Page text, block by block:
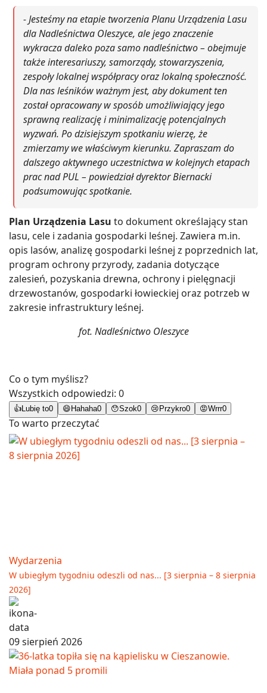
- Jesteśmy na etapie tworzenia Planu Urządzenia Lasu
dla Nadleśnictwa Oleszyce, ale jego znaczenie
wykracza daleko poza samo nadleśnictwo – obejmuje
także interesariuszy, samorządy, stowarzyszenia,
zespoły lokalnej współpracy oraz lokalną społeczność.
Dla nas leśników ważnym jest, aby dokument ten
został opracowany w sposób umożliwiający jego
sprawną realizację i minimalizację potencjalnych
wyzwań. Po dzisiejszym spotkaniu wierzę, że
zmierzamy we właściwym kierunku. Zapraszam do
dalszego aktywnego uczestnictwa w kolejnych etapach
prac nad PUL – powiedział dyrektor Biernacki
podsumowując spotkanie.
Plan Urządzenia Lasu to dokument określający stan
lasu, cele i zadania gospodarki leśnej. Zawiera m.in.
opis lasów, analizę gospodarki leśnej z poprzednich lat,
program ochrony przyrody, zadania dotyczące
zalesień, pozyskania drewna, ochrony i pielęgnacji
drzewostanów, gospodarki łowieckiej oraz potrzeb w
zakresie infrastruktury leśnej.
fot. Nadleśnictwo Oleszyce
Co o tym myślisz?
Wszystkich odpowiedzi: 0
👍 Lubię to0 😄 Hahaha0 😯Szok0 😢 Przykro0 😡Wrrr0
To warto przeczytać
Wydarzenia
W ubiegłym tygodniu odeszli od nas... [3 sierpnia – 8 sierpnia
2026]
09 sierpień 2026